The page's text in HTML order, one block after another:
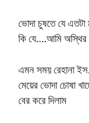
ভোদা চুষতে যে
কি যে….আমি অস্থির
এমন সময় রেহানা
মেয়ের ভোদা চোষা
বের করে দিলাম